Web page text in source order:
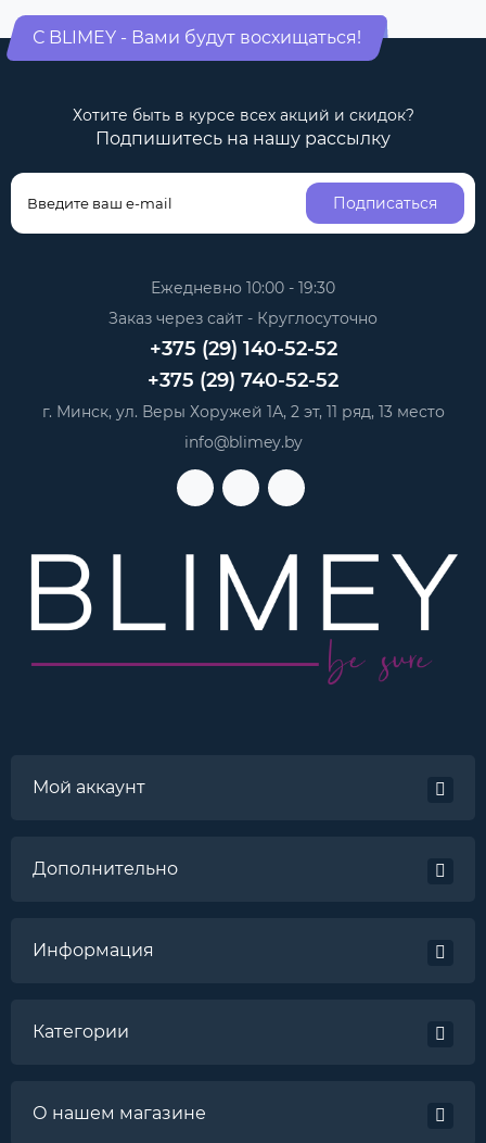
С BLIMEY - Вами будут восхищаться!
Хотите быть в курсе всех акций и скидок?
Подпишитесь на нашу рассылку
Подписаться
Ежедневно 10:00 - 19:30
Заказ через сайт - Круглосуточно
+375 (29) 140-52-52
+375 (29) 740-52-52
г. Минск, ул. Веры Хоружей 1А, 2 эт, 11 ряд, 13 место
info@blimey.by
Мой аккаунт
Дополнительно
Информация
Категории
О нашем магазине